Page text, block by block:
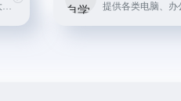
一个在线学习平台，提供大量的免费和付费课程，涵盖了IT、设计、语言等多个领域。